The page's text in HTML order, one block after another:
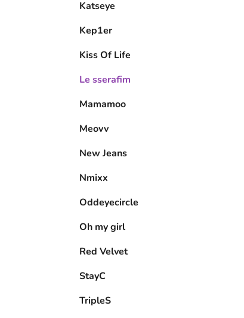
Katseye
Kep1er
Kiss Of Life
Le sserafim
Mamamoo
Meovv
New Jeans
Nmixx
Oddeyecircle
Oh my girl
Red Velvet
StayC
TripleS